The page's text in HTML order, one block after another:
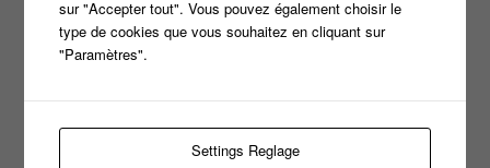
sur "Accepter tout". Vous pouvez également choisir le
type de cookies que vous souhaitez en cliquant sur
"Paramètres".
Settings Reglage